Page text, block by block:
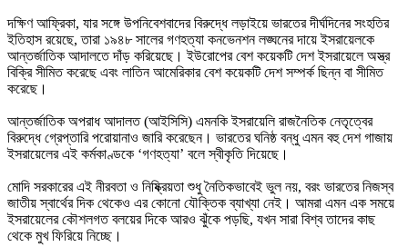
দক্ষিণ আফ্রিকা, যার সঙ্গে উপনিবেশবাদের বিরুদ্ধে লড়াইয়ে ভারতের দীর্ঘদিনের সংহতির
ইতিহাস রয়েছে, তারা ১৯৪৮ সালের গণহত্যা কনভেনশন লঙ্ঘনের দায়ে ইসরায়েলকে
আন্তর্জাতিক আদালতে দাঁড় করিয়েছে। ইউরোপের বেশ কয়েকটি দেশ ইসরায়েলে অস্ত্র
বিক্রি সীমিত করেছে এবং লাতিন আমেরিকার বেশ কয়েকটি দেশ সম্পর্ক ছিন্ন বা সীমিত
করেছে।
আন্তর্জাতিক অপরাধ আদালত (আইসিসি) এমনকি ইসরায়েলি রাজনৈতিক নেতৃত্বের
বিরুদ্ধে গ্রেপ্তারি পরোয়ানাও জারি করেছেন। ভারতের ঘনিষ্ঠ বন্ধু এমন বহু দেশ গাজায়
ইসরায়েলের এই কর্মকাণ্ডকে ‘গণহত্যা’ বলে স্বীকৃতি দিয়েছে।
মোদি সরকারের এই নীরবতা ও নিষ্ক্রিয়তা শুধু নৈতিকভাবেই ভুল নয়, বরং ভারতের নিজস্ব
জাতীয় স্বার্থের দিক থেকেও এর কোনো যৌক্তিক ব্যাখ্যা নেই। আমরা এমন এক সময়ে
ইসরায়েলের কৌশলগত বলয়ের দিকে আরও ঝুঁকে পড়ছি, যখন সারা বিশ্ব তাদের কাছ
থেকে মুখ ফিরিয়ে নিচ্ছে।